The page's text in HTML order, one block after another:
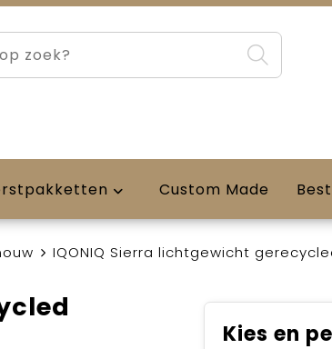
Custom Made
IQONIQ Sierra lichtgewicht
Kies en